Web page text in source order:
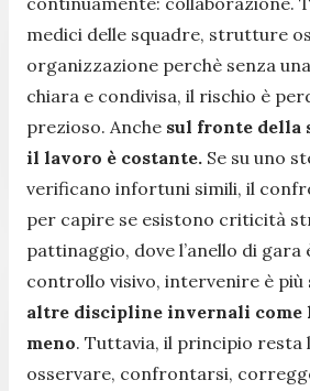
medici delle squadre, strutture
organizzazione perchè senza
chiara e condivisa, il rischio è
prezioso. Anche sul fronte della
il lavoro è costante. Se su uno
verificano infortuni simili, il
per capire se esistono criticità
pattinaggio, dove l’anello di
controllo visivo, intervenire è più
altre discipline invernali come
meno. Tuttavia, il principio resta
osservare, confrontarsi,